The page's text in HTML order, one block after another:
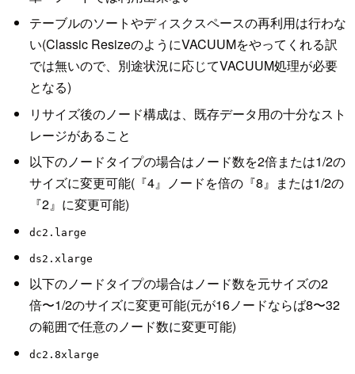
テーブルのソートやディスクスペースの再利用は行わな
い(Classic ResizeのようにVACUUMをやってくれる訳
では無いので、別途状況に応じてVACUUM処理が必要
となる)
リサイズ後のノード構成は、既存データ用の十分なスト
レージがあること
以下のノードタイプの場合はノード数を2倍または1/2の
サイズに変更可能(『4』ノードを倍の『8』または1/2の
『2』に変更可能)
dc2.large
ds2.xlarge
以下のノードタイプの場合はノード数を元サイズの2
倍〜1/2のサイズに変更可能(元が16ノードならば8〜32
の範囲で任意のノード数に変更可能)
dc2.8xlarge